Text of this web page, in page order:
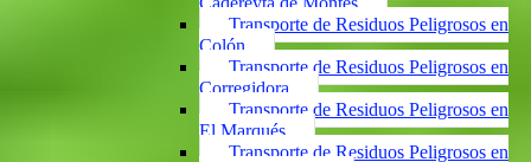
Transporte de Residuos Peligrosos en
Colón
Transporte de Residuos Peligrosos en
Corregidora
Transporte de Residuos Peligrosos en
El Marqués
Transporte de Residuos Peligrosos en